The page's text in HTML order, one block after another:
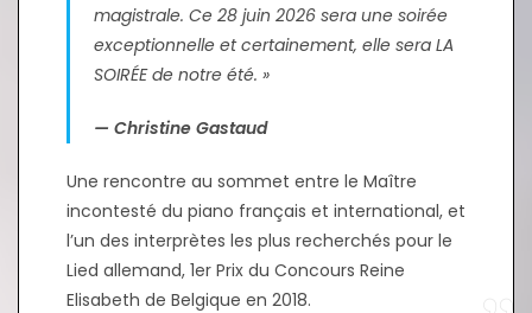
magistrale. Ce 28 juin 2026 sera une soirée
exceptionnelle et certainement, elle sera LA
SOIRÉE de notre été. »
— Christine Gastaud
Une rencontre au sommet entre le Maître
incontesté du piano français et international, et
l’un des interprètes les plus recherchés pour le
Lied allemand, 1er Prix du Concours Reine
Elisabeth de Belgique en 2018.